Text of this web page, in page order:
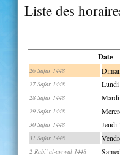
Liste des
Date
26 Safar 1448
27 Safar 1448 Lundi
28 Safar 1448
29 Safar 1448
30 Safar 1448 Jeudi
31 Safar 1448
2 Rabi' al-awwal 1448